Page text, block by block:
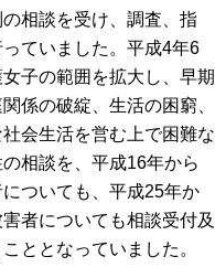
相談を受け、調査、指
ていました。 平成4年6
子の範囲を拡大し、早期
係の破綻、生活の困窮、
会生活を営む上で困難な
相談を、 平成16年から
ついても、平成25年か
者についても相談受付及
ととなっていました。